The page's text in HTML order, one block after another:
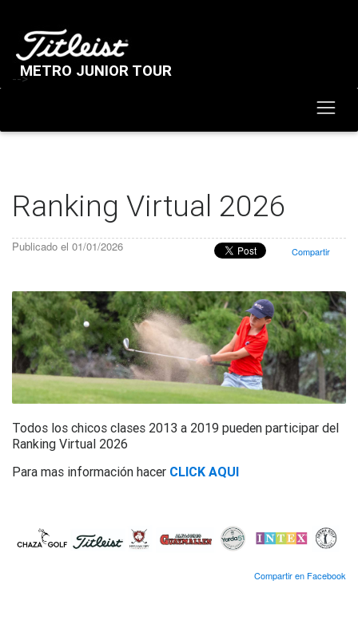
METRO JUNIOR TOUR
-->
Ranking Virtual 2026
Publicado el 01/01/2026 Compartir
Todos los chicos clases 2013 a 2019 pueden participar del
Ranking Virtual 2026
Para mas información hacer CLICK AQUI
Compartir en Facebook